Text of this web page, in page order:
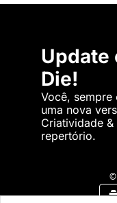
Update
Die!
Você, sempre
uma nova
Criatividade &
repertório.
©